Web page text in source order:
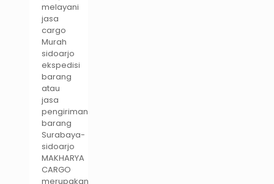
melayani
jasa
cargo
Murah
sidoarjo
ekspedisi
barang
atau
jasa
pengiriman
barang
Surabaya-
sidoarjo
MAKHARYA
CARGO
merupakan